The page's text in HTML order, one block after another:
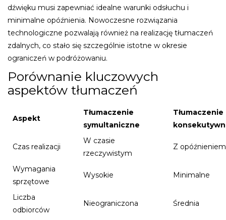
dźwięku musi zapewniać idealne warunki odsłuchu i
minimalne opóźnienia. Nowoczesne rozwiązania
technologiczne pozwalają również na realizację tłumaczeń
zdalnych, co stało się szczególnie istotne w okresie
ograniczeń w podróżowaniu.
Porównanie kluczowych
aspektów tłumaczeń
Aspekt
Tłumaczenie
symultaniczne
Tłumaczenie
Czas realizacji
W czasie
rzeczywistym
Z opóźnieniem
Wymagania
sprzętowe
Wysokie Minimalne
Liczba
odbiorców
Nieograniczona Średnia